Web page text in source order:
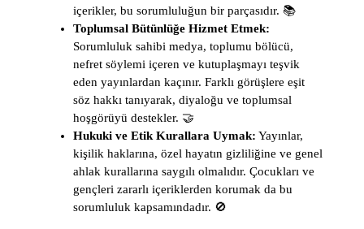
içerikler, bu sorumluluğun bir parçasıdır. 📚
Toplumsal Bütünlüğe Hizmet Etmek:
Sorumluluk sahibi medya, toplumu bölücü,
nefret söylemi içeren ve kutuplaşmayı teşvik
eden yayınlardan kaçınır. Farklı görüşlere eşit
söz hakkı tanıyarak, diyaloğu ve toplumsal
hoşgörüyü destekler. 🤝
Hukuki ve Etik Kurallara Uymak: Yayınlar,
kişilik haklarına, özel hayatın gizliliğine ve genel
ahlak kurallarına saygılı olmalıdır. Çocukları ve
gençleri zararlı içeriklerden korumak da bu
sorumluluk kapsamındadır. 🚫